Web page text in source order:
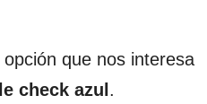
que nos interesa
check azul.